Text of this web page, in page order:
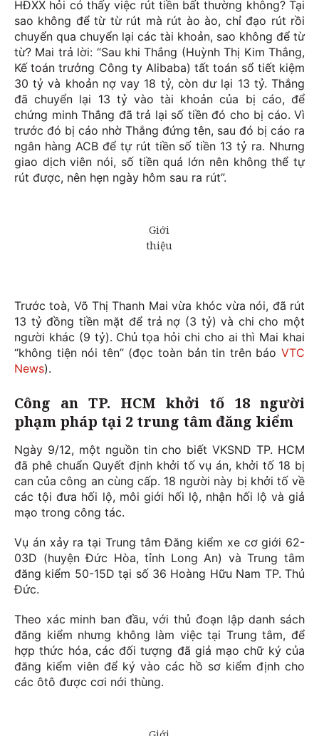
HĐXX hỏi có thấy việc rút tiền bất thường không? Tại
sao không để từ từ rút mà rút ào ào, chỉ đạo rút rồi
chuyển qua chuyển lại các tài khoản, sao không để từ
từ? Mai trả lời: “Sau khi Thắng (Huỳnh Thị Kim Thắng,
Kế toán trưởng Công ty Alibaba) tất toán sổ tiết kiệm
30 tỷ và khoản nợ vay 18 tỷ, còn dư lại 13 tỷ. Thắng
đã chuyển lại 13 tỷ vào tài khoản của bị cáo, để
chứng minh Thắng đã trả lại số tiền đó cho bị cáo. Vì
trước đó bị cáo nhờ Thắng đứng tên, sau đó bị cáo ra
ngân hàng ACB để tự rút tiền số tiền 13 tỷ ra. Nhưng
giao dịch viên nói, số tiền quá lớn nên không thể tự
rút được, nên hẹn ngày hôm sau ra rút”.
Trước toà, Võ Thị Thanh Mai vừa khóc vừa nói, đã rút
13 tỷ đồng tiền mặt để trả nợ (3 tỷ) và chi cho một
người khác (9 tỷ). Chủ tọa hỏi chi cho ai thì Mai khai
“không tiện nói tên” (đọc toàn bản tin trên báo VTC
News).
Công an TP. HCM khởi tố 18 người
phạm pháp tại 2 trung tâm đăng kiểm
Ngày 9/12, một nguồn tin cho biết VKSND TP. HCM
đã phê chuẩn Quyết định khởi tố vụ án, khởi tố 18 bị
can của công an cùng cấp. 18 người này bị khởi tố về
các tội đưa hối lộ, môi giới hối lộ, nhận hối lộ và giả
mạo trong công tác.
Vụ án xảy ra tại Trung tâm Đăng kiểm xe cơ giới 62-
03D (huyện Đức Hòa, tỉnh Long An) và Trung tâm
đăng kiểm 50-15D tại số 36 Hoàng Hữu Nam TP. Thủ
Đức.
Theo xác minh ban đầu, với thủ đoạn lập danh sách
đăng kiểm nhưng không làm việc tại Trung tâm, để
hợp thức hóa, các đối tượng đã giả mạo chữ ký của
đăng kiểm viên để ký vào các hồ sơ kiểm định cho
các ôtô được cơi nới thùng.